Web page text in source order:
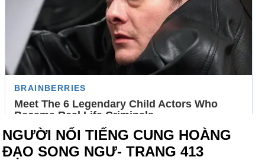
NGƯỜI NỔI TIẾNG CUNG HOÀNG
ĐẠO SONG NGƯ- TRANG 413